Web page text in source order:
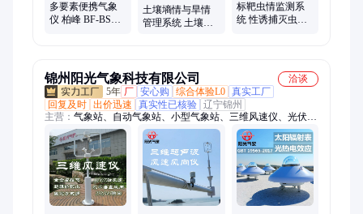
多要素便携气象
仪 柏峰 BF-BSQC
土壤墒情与旱情
管理系统 土壤水
标靶虫情监测系
统 性诱捕灭虫测
锦州阳光气象科技有限公司
洽谈
5年 厂 安心购 综合体验L0 真实工厂
回复及时 出价迅速 真实性已核验 辽宁锦州
主营： 气象站、自动气象站、小型气象站、三维风速仪、光伏气
象站、防爆气象站、手持气象站、微型气象站、便携气象站、环
境监测仪、光伏环境监测仪、能见度仪、能见度传感器、能见度
检测器